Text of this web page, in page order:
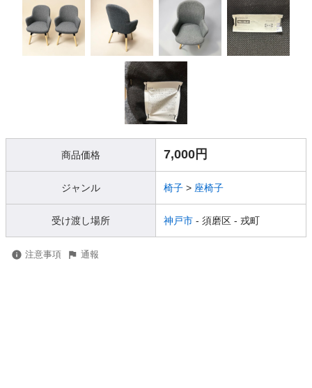
商品価格 7,000円
ジャンル 椅子 > 座椅子
受け渡し場所 神戸市 - 須磨区 - 戎町
注意事項 通報